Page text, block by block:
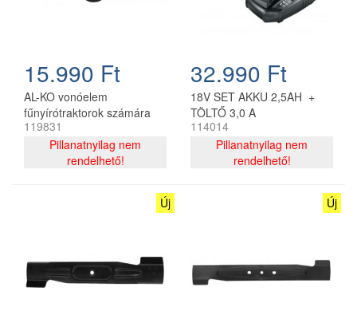
15.990 Ft
AL-KO vonóelem
fűnyírótraktorok számára
119831
Pillanatnyilag nem
rendelhető!
32.990 Ft
18V SET AKKU 2,5AH +
TÖLTŐ 3,0 A
114014
Pillanatnyilag nem
rendelhető!
Új Új